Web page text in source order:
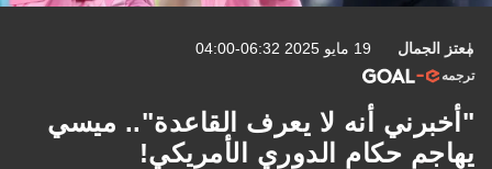
معتز الجمال 19 مايو 2025 06:32-04:00
ترجمه
"أخبرني أنه لا يعرف القاعدة".. ميسي
يهاجم حكام الدوري الأمريكي!